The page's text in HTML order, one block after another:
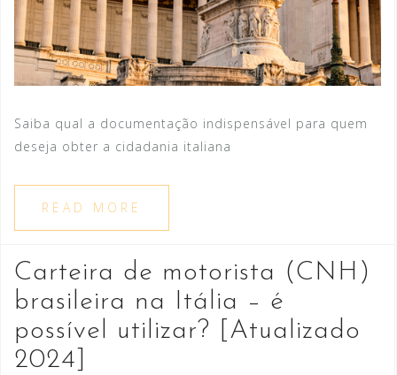
Saiba qual a documentação indispensável para quem
deseja obter a cidadania italiana
READ MORE
Carteira de motorista (CNH)
brasileira na Itália – é
possível utilizar? [Atualizado
2024]